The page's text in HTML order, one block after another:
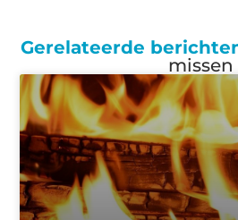
Gerelateerde
missen